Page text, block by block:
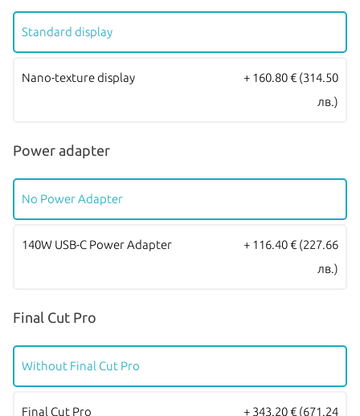
отпечатък позволява надежден и сигурен метод за оторизация.
Всички Apple продукти предлагани отNovMakимат стандартна
международна гаранция и подлежат на гаранционно
(официални
Standard display
Nano-texture display + 160.80 € (314.50
лв.)
Power adapter
No Power Adapter
140W USB-C Power Adapter + 116.40 € (227.66
лв.)
Final Cut Pro
Without Final Cut Pro
Final Cut Pro + 343.20 € (671.24